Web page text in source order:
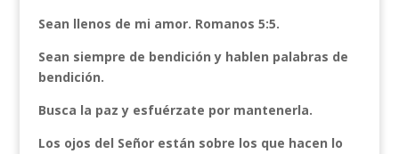
Sean llenos de mi amor. Romanos 5:5.
Sean siempre de bendición y hablen palabras de
bendición.
Busca la paz y esfuérzate por mantenerla.
Los ojos del Señor están sobre los que hacen lo